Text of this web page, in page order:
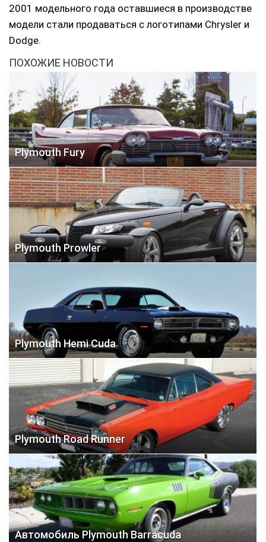
2001 модельного года оставшиеся в производстве
модели стали продаваться с логотипами Chrysler и
Dodge.
ПОХОЖИЕ НОВОСТИ
Plymouth Fury
Plymouth Prowler
Plymouth Hemi Cuda
Plymouth Road Runner
Автомобиль Plymouth Barracuda